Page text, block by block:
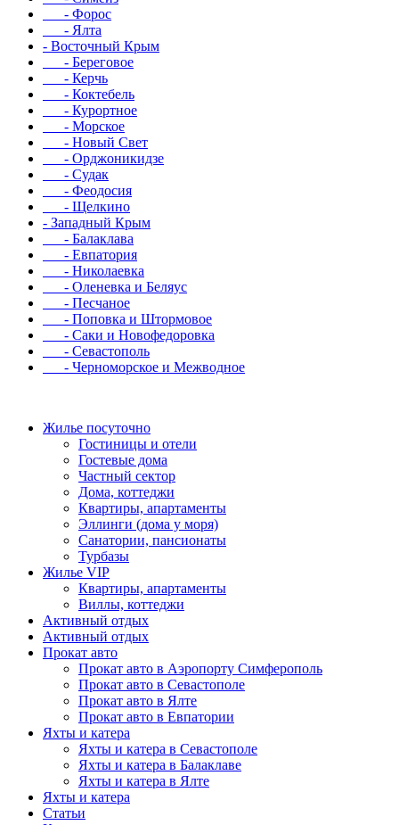
- Форос
- Ялта
- Восточный Крым
- Береговое
- Керчь
- Коктебель
- Курортное
- Морское
- Новый Свет
- Орджоникидзе
- Судак
- Феодосия
- Щелкино
- Западный Крым
- Балаклава
- Евпатория
- Николаевка
- Оленевка и Беляус
- Песчаное
- Поповка и Штормовое
- Саки и Новофедоровка
- Севастополь
- Черноморское и Межводное
Жилье посуточно
Гостиницы и отели
Гостевые дома
Частный сектор
Дома, коттеджи
Квартиры, апартаменты
Эллинги (дома у моря)
Санатории, пансионаты
Турбазы
Жилье VIP
Квартиры, апартаменты
Виллы, коттеджи
Активный отдых
Активный отдых
Прокат авто
Прокат авто в Аэропорту Симферополь
Прокат авто в Севастополе
Прокат авто в Ялте
Прокат авто в Евпатории
Яхты и катера
Яхты и катера в Севастополе
Яхты и катера в Балаклаве
Яхты и катера в Ялте
Яхты и катера
Статьи